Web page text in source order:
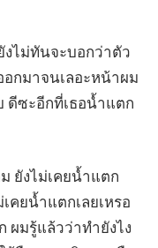
งไม่ทันจะบอกว่าตัว
กมาจนเลอะหน้าผม
ดีซะอีกที่เธอน้ำแตก
ยังไม่เคยน้ำแตก
คยน้ำแตกเลยเหรอ
ผมรู้แล้วว่าทำยังไง